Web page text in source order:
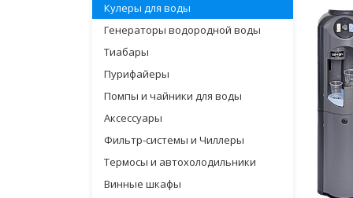
Кулеры для воды
Генераторы водородной воды
Тиабары
Пурифайеры
Помпы и чайники для воды
Аксессуары
Фильтр-системы и Чиллеры
Термосы и автохолодильники
Винные шкафы